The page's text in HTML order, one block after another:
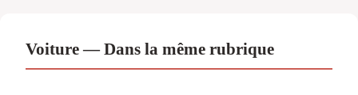
Voiture — Dans la même rubrique